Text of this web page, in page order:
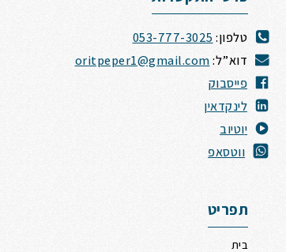
טלפון:053-777-3025
דוא”ל:oritpeper1@gmail.com
פייסבוק
לינקדאין
יוטיוב
ווטסאפ
תפריט
בית